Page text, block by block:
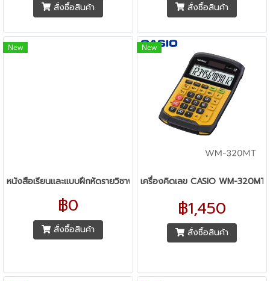
สั่งซื้อสินค้า สั่งซื้อสินค้า
New
หนังสือเรียนและแบบฝึกหัดรายวิชาพื้นฐาน ระดับชั้นปฐมวัย ทุกสำนักพิมพ์
฿0
สั่งซื้อสินค้า
New
เครื่องคิดเลข CASIO WM-320MT
฿1,450
สั่งซื้อสินค้า